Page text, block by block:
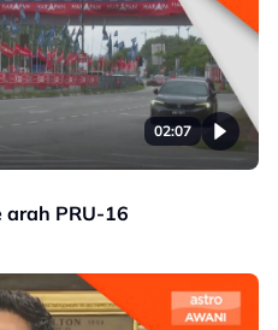
02:07
arah PRU-16